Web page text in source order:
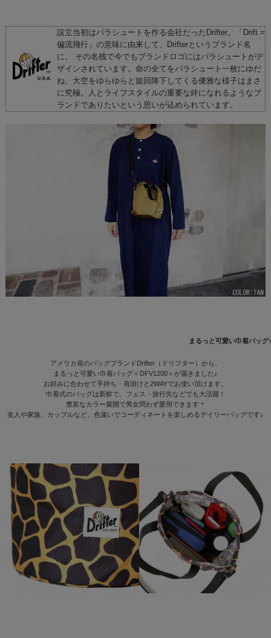
設立当初はパラシュートを作る会社だったDrifter。「Drift =
偏流飛行」の意味に由来して、Drifterというブランド名
に。 その名残で今でもブランドロゴにはパラシュートがデ
ザインされています。命の全てをパラシュート一枚にゆだ
ね、大空をゆらゆらと旋回降下してくる優雅な様子はまさ
に究極。人とライフスタイルの重要な絆になれるようなブ
ランドでありたいという思いが込められています。
まるっと可愛い巾着バッ
アメリカ発のバッグブランドDrifter（ドリフター）から、
まるっと可愛い巾着バッグ＜DFV1200＞が届きました♪
お好みに合わせて手持ち・肩掛けと2WAYでお使い頂けます。
巾着式のバッグは新鮮で、フェス・旅行先などでも大活躍！
豊富なカラー展開で男女問わず愛用できます＊
友人や家族、カップルなど、色違いでコーディネートを楽しめるデイリーバッグです♪